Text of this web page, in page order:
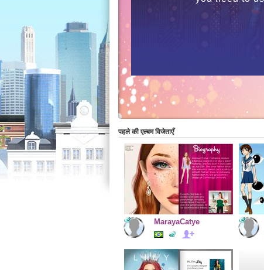
पहले की एल्बम विजेताएँ
MarayaCatye